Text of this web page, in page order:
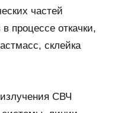
частей
процессе откачки,
склейка
СВЧ